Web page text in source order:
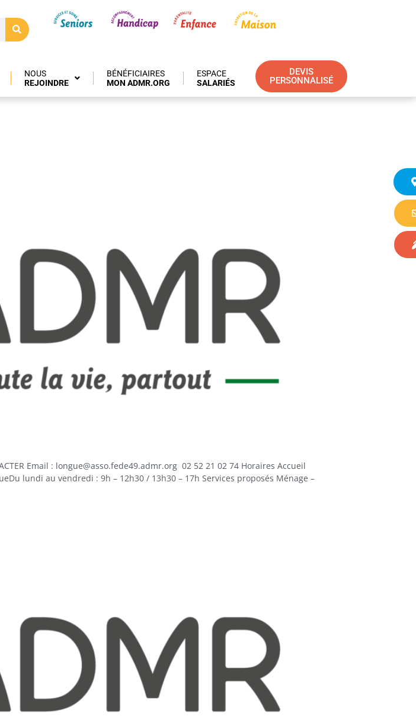
NOUS
REJOINDRE
BÉNÉFICIAIRES
MON ADMR.ORG
ESPACE
SALARIÉS
DEVIS
PERSONNALISÉ
Email : longue@asso.fede49.admr.org 02 52 21 02 74 Horaires Accueil
lundi au vendredi : 9h – 12h30 / 13h30 – 17h Services proposés Ménage –